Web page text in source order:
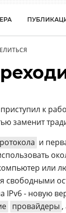
к
заменит
и
или
свободными
IPv6 - новую
провайдеры